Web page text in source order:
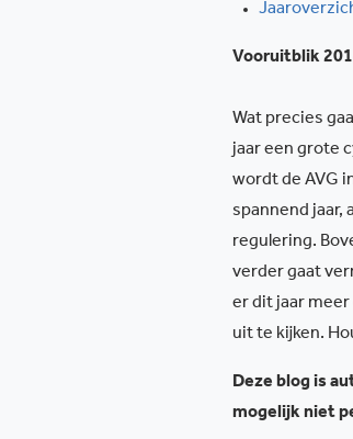
Vooruitblik
Wat precies
jaar een grote
wordt de AVG
spannend jaar,
regulering.
verder gaat
er dit jaar
uit te kijken.
Deze blog is
mogelijk niet